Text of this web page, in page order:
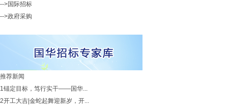
-->国际招标
-->政府采购
推荐新闻
1锚定目标，笃行实干——国华...
2开工大吉|金蛇起舞迎新岁，开...